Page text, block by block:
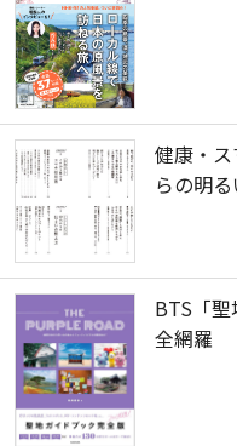
健康・
らの明
BTS「
全網羅